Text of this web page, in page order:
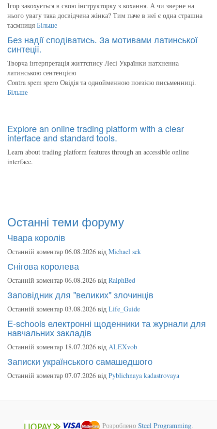
Ігор закохується в свою інструкторку з кохання. А чи зверне на
нього увагу така досвідчена жінка? Тим паче в неї є одна страшна
таємниця Більше
Без надії сподіватись. За мотивами латинської
синтеції.
Творча інтерпретація життєпису Лесі Українки натхненна
латинською сентенцією
Contra spem spero Овідія та однойменною поезією письменниці.
Більше
Explore an online trading platform with a clear
interface and standard tools.
Learn about trading platform features through an accessible online
interface.
Останні теми форуму
Чвара королів
Останній коментар 06.08.2026 від Michael sek
Снігова королева
Останній коментар 06.08.2026 від RalphBed
Заповідник для "великих" злочинців
Останній коментар 03.08.2026 від Life_Guide
E-schools електронні щоденники та журнали для
навчальних закладів
Останній коментар 18.07.2026 від ALEXvob
Записки українського самашедшого
Останній коментар 07.07.2026 від Pyblichnaya kadastrovaya
Розроблено Steel Programming.